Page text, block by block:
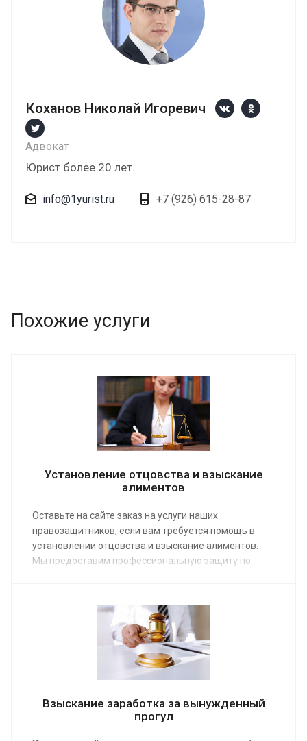
Коханов Николай Игоревич
Адвокат
Юрист более 20 лет.
info@1yurist.ru +7 (926) 615-28-87
Похожие услуги
Установление отцовства и взыскание
алиментов
Оставьте на сайте заказ на услуги наших
правозащитников, если вам требуется помощь в
установлении отцовства и взыскание алиментов.
Мы предоставим профессиональную защиту по
кодексе, сможет через суд установить родственную
связь и взыскать выплаты на ребенка, защитив
законные интересы доверителя.
Взыскание заработка за вынужденный
прогул